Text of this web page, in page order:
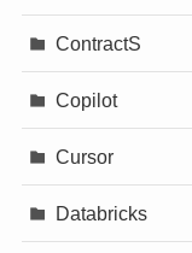
ContractS
Copilot
Cursor
Databricks